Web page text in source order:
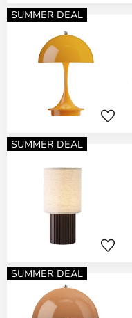
SUMMER DEAL
SUMMER DEAL
SUMMER DEAL